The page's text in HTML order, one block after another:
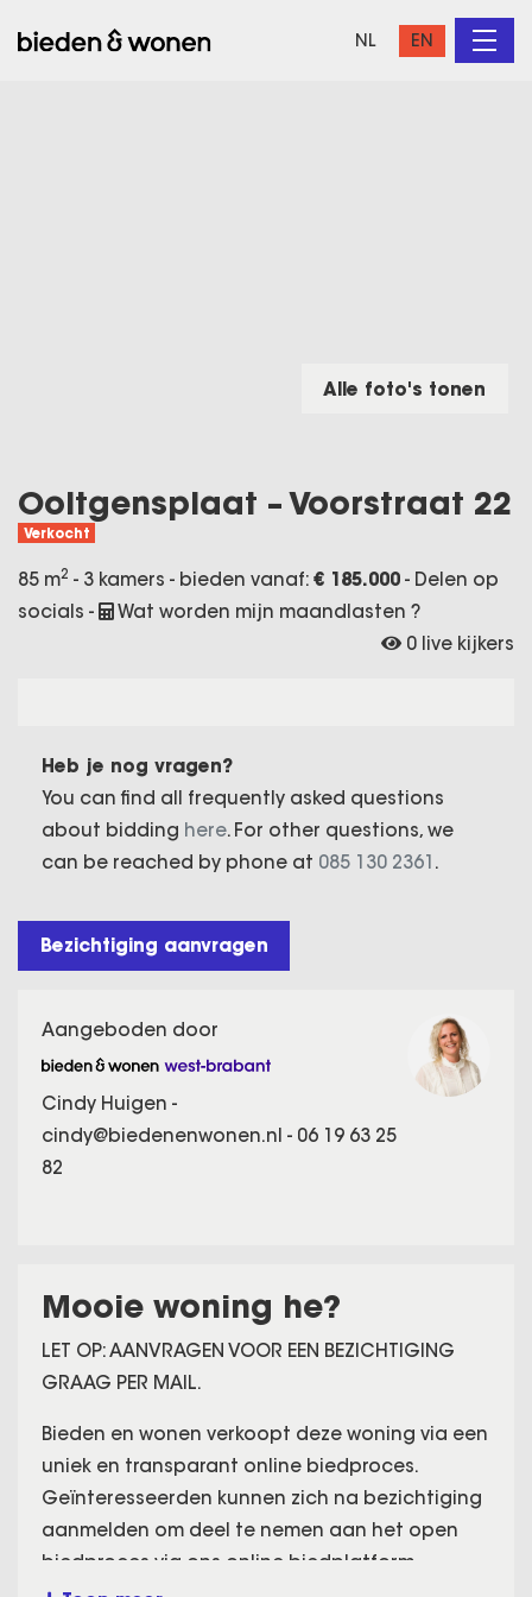
NL EN
Ooltgensplaat – Voorstraat 22
Verkocht
85 m2 - 3 kamers - bieden vanaf: € 185.000 - Delen op
socials -
Wat worden mijn maandlasten ?
0 live kijkers
Alle foto's tonen
Bezichtiging aanvragen
Aangeboden door
Cindy Huigen -
cindy@biedenenwonen.nl - 06 19 63 25
82
Mooie woning he?
LET OP: AANVRAGEN VOOR EEN BEZICHTIGING
GRAAG PER MAIL.
Bieden en wonen verkoopt deze woning via een
uniek en transparant online biedproces.
Geïnteresseerden kunnen zich na bezichtiging
aanmelden om deel te nemen aan het open
biedproces via ons online biedplatform.
Heb je nog vragen?
You can find all frequently asked questions
about bidding here. For other questions, we
can be reached by phone at 085 130 2361 .